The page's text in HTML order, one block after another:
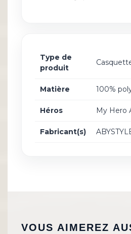
Type de
produit
Matière 100%
Héros My Hero
Fabricant(s)
VOUS AIMEREZ